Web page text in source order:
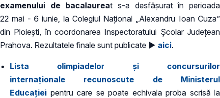
examenului de bacalaureat s-a desfășurat în perioada
22 mai - 6 iunie, la Colegiul Național „Alexandru Ioan Cuza”
din Ploiești, în coordonarea Inspectoratului Școlar Județean
Prahova. Rezultatele finale sunt publicate ► aici.
Lista olimpiadelor și concursurilor
internaționale recunoscute de Ministerul
Educației pentru care se poate echivala proba scrisă la